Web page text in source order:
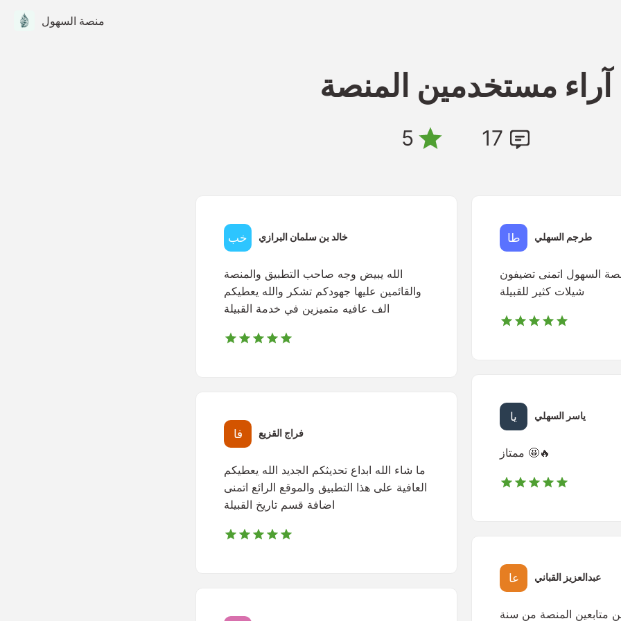
منصة السهول
آراء مستخدمين المنصة
5 17
خالد بن سلمان البرازي
الله يبيض وجه صاحب التطبيق والمنصة
والقائمين عليها جهودكم تشكر والله يعطيكم
الف عافيه متميزين في خدمة القبيلة
فراج القزيع
ما شاء الله ابداع تحديثكم الجديد الله يعطيكم
العافية على هذا التطبيق والموقع الرائع اتمنى
اضافة قسم تاريخ القبيلة
طرجم السهلي
السهول اتمنى تضيفون
شيلات كثير للقبيلة
ياسر السهلي
ممتاز 🤩🔥
عبدالعزيز القباني
متابعين المنصة من سنة